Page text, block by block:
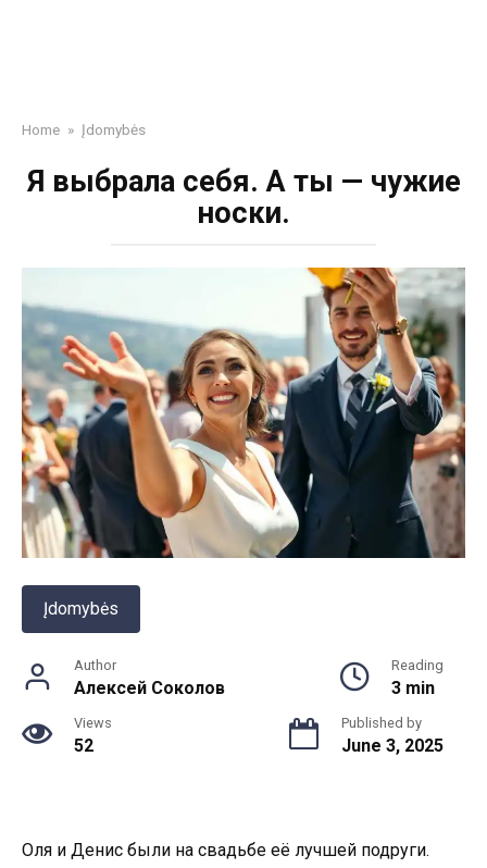
Home » Įdomybės
Я выбрала себя. А ты — чужие
носки.
Įdomybės
Author
Алексей Соколов
Reading
3 min
Views
52
Published by
June 3, 2025
Оля и Денис были на свадьбе её лучшей подруги.